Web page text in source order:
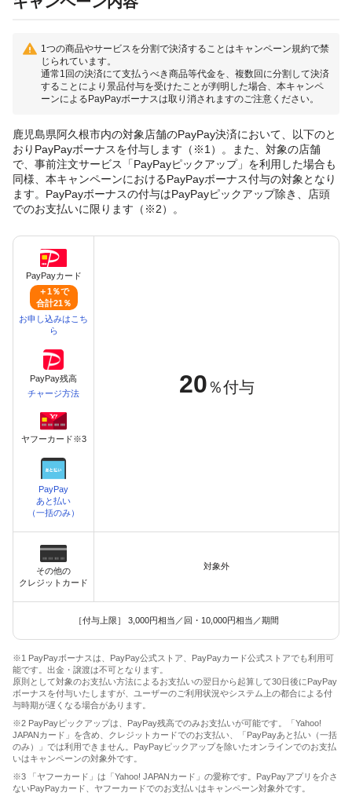
1つの商品やサービスを分割で決済することはキャンペーン規約で禁
じられています。
通常1回の決済にて支払うべき商品等代金を、複数回に分割して決済
することにより景品付与を受けたことが判明した場合、本キャンペ
ーンによるPayPayボーナスは取り消されますのご注意ください。
鹿児島県阿久根市内の対象店舗のPayPay決済において、以下のと
おりPayPayボーナスを付与します（※1）。また、対象の店舗
で、事前注文サービス「PayPayピックアップ」を利用した場合も
同様、本キャンペーンにおけるPayPayボーナス付与の対象となり
ます。PayPayボーナスの付与はPayPayピックアップ除き、店頭
でのお支払いに限ります（※2）。
PayPayカード
＋1％で
合計21％
お申し込みはこち
ら
PayPay残高
チャージ方法
ヤフーカード※3
PayPay
あと払い
（一括のみ）
20 ％付与
その他の
クレジットカード
対象外
［付与上限］ 3,000円相当／回・10,000円相当／期間
※1 PayPayボーナスは、PayPay公式ストア、PayPayカード公式ストアでも利用可
能です。出金・譲渡は不可となります。
原則として対象のお支払い方法によるお支払いの翌日から起算して30日後にPayPay
ボーナスを付与いたしますが、ユーザーのご利用状況やシステム上の都合による付
与時期が遅くなる場合があります。
※2 PayPayピックアップは、PayPay残高でのみお支払いが可能です。「Yahoo!
JAPANカード」を含め、クレジットカードでのお支払い、「PayPayあと払い（一括
のみ）」では利用できません。PayPayピックアップを除いたオンラインでのお支払
いはキャンペーンの対象外です。
※3 「ヤフーカード」は「Yahoo! JAPANカード」の愛称です。PayPayアプリを介さ
ないPayPayカード、ヤフーカードでのお支払いはキャンペーン対象外です。